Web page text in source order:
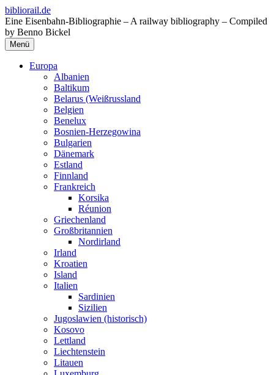
Zum
Inhalt
springen
bibliorail.de
Eine Eisenbahn-Bibliographie – A railway bibliography – Compiled
by Benno Bickel
Menü
Europa
Albanien
Baltikum
Belarus (Weißrussland
Belgien
Benelux
Bosnien-Herzegowina
Bulgarien
Dänemark
Estland
Finnland
Frankreich
Korsika
Réunion
Griechenland
Großbritannien
Nordirland
Irland
Kroatien
Island
Italien
Sardinien
Sizilien
Jugoslawien (historisch)
Kosovo
Lettland
Liechtenstein
Litauen